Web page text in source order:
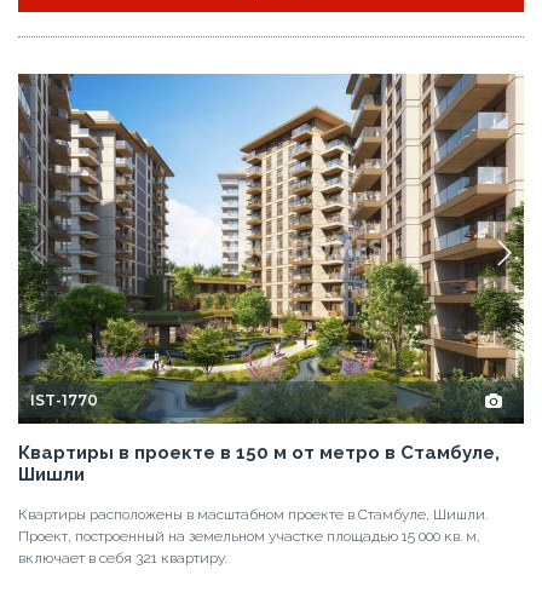
IST-1770
Квартиры в проекте в 150 м от метро в Стамбуле,
Шишли
Квартиры расположены в масштабном проекте в Стамбуле, Шишли.
Проект, построенный на земельном участке площадью 15 000 кв. м,
включает в себя 321 квартиру.